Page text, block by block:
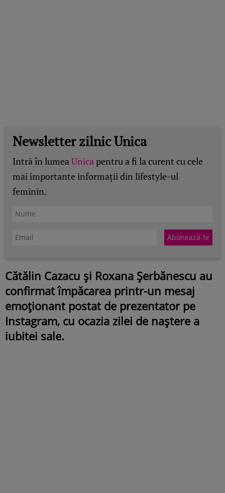
Newsletter zilnic Unica
Intră în lumeaUnicapentru a fi la curent cu cele
mai importante informații din lifestyle-ul
feminin.
Cătălin Cazacu și Roxana Șerbănescu au
confirmat împăcarea printr-un mesaj
emoționant postat de prezentator pe
Instagram, cu ocazia zilei de naștere a
iubitei sale.